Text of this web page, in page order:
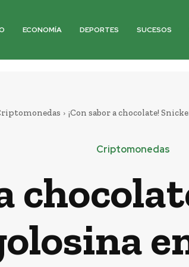
ECONOMÍA DEPORTES SUCESOS
¡Con sabor a chocolate!
Criptomonedas